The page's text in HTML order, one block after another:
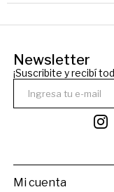
Newsletter
¡Suscribite y recibí

Mi cuenta